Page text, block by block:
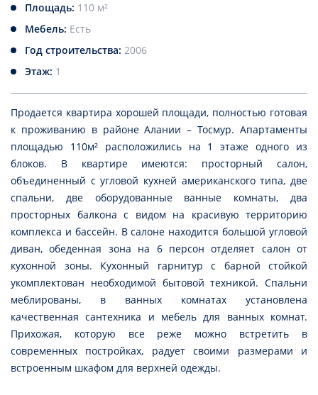
Площадь: 110 м²
Мебель: Есть
Год строительства: 2006
Этаж: 1
Продается квартира хорошей площади, полностью готовая
к проживанию в районе Алании – Тосмур. Апартаменты
площадью 110м² расположились на 1 этаже одного из
блоков. В квартире имеются: просторный салон,
объединенный с угловой кухней американского типа, две
спальни, две оборудованные ванные комнаты, два
просторных балкона с видом на красивую территорию
комплекса и бассейн. В салоне находится большой угловой
диван, обеденная зона на 6 персон отделяет салон от
кухонной зоны. Кухонный гарнитур с барной стойкой
укомплектован необходимой бытовой техникой. Спальни
меблированы, в ванных комнатах установлена
качественная сантехника и мебель для ванных комнат.
Прихожая, которую все реже можно встретить в
современных постройках, радует своими размерами и
встроенным шкафом для верхней одежды.